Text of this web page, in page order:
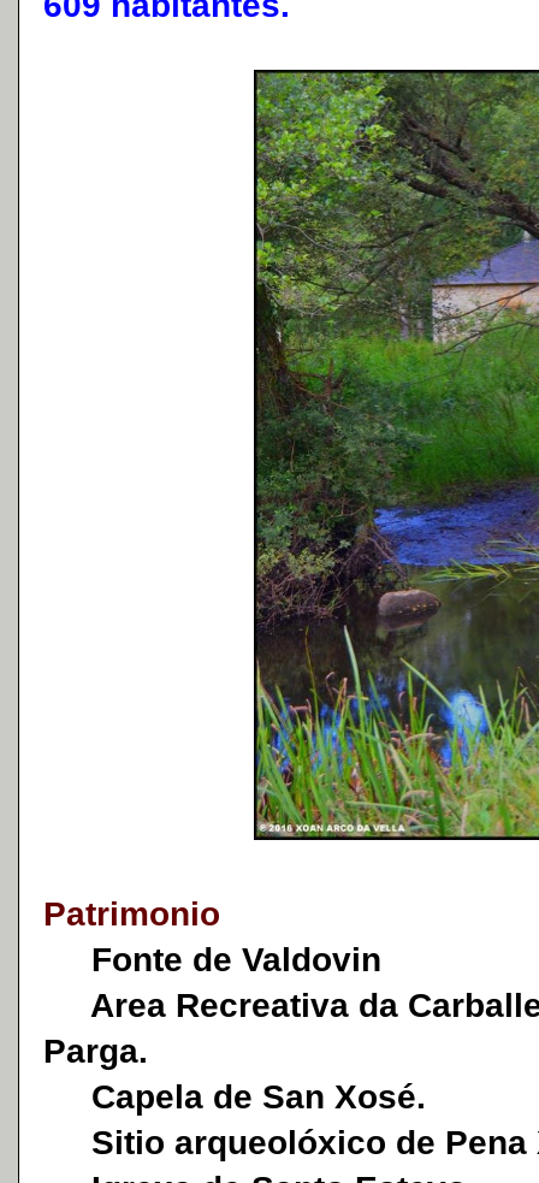
Patrimonio
Fonte de Valdovin
Area Recreativa da
Parga.
Capela de San Xosé.
Sitio arqueolóxico de Pena